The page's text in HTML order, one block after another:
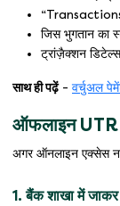
जिस भुगतान का
ट्रांज़ैक्शन
साथ ही पढ़ें- वर्चुअल
ऑफलाइन
अगर ऑनलाइन एक्सेस
1. बैंक शाखा में जाकर